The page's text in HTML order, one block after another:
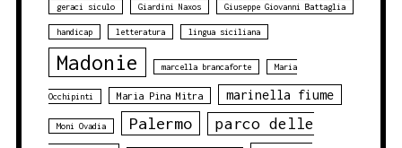
geraci siculo Giardini Naxos Giuseppe Giovanni Battaglia
handicap letteratura lingua siciliana
Madonie marcella brancaforte Maria
Occhipinti Maria Pina Mitra marinella fiume
Moni Ovadia Palermo
parco delle